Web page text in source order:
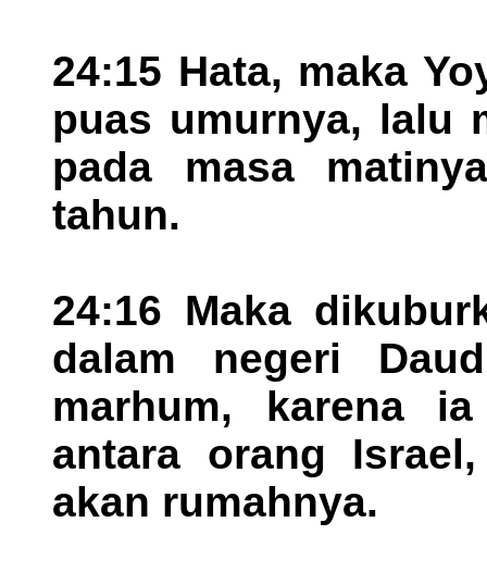
24:15 Hata, maka
puas umurnya, lalu
pada masa
tahun.
24:16 Maka
dalam negeri
marhum, karena
antara orang
akan rumahnya.